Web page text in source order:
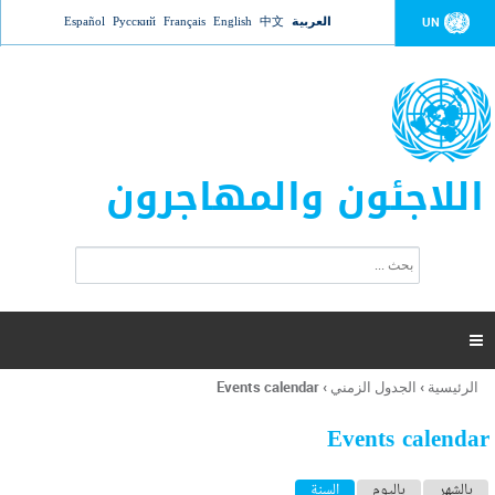
Jump to navigation UN العربية 中文
English
Français
Русский
Español
اللاجئون والمهاجرون
ت
ر
ل
ح
ب

أنت
هنا
الرئيسية › الجدول الزمني ›
Events calendar
Events calendar